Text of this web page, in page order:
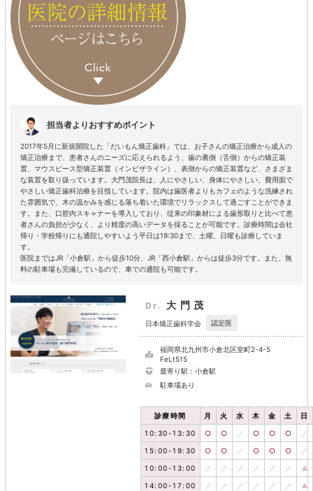
担当者よりおすすめポイント
2017年5月に新規開院した「だいもん矯正歯科」では、お子さんの矯正治療から成人の
矯正治療まで、患者さんのニーズに応えられるよう、歯の裏側（舌側）からの矯正装
置、マウスピース型矯正装置（インビザライン）、表側からの矯正装置など、さまざま
な装置を取り扱っています。大門茂院長は、人にやさしい、身体にやさしい、費用面で
やさしい矯正歯科治療を目指しています。院内は歯医者よりもカフェのような洗練され
た雰囲気で、木の温かみを感じる落ち着いた環境でリラックスして過ごすことができま
す。また、口腔内スキャナーを導入しており、従来の印象材による歯形取りと比べて患
者さんの負担が少なく、より精度の高いデータを採ることが可能です。診療時間は会社
帰り・学校帰りにも通院しやすいよう平日は19:30まで、土曜、日曜も診療していま
す。
医院まではJR「小倉駅」から徒歩10分、JR「西小倉駅」からは徒歩3分です。また、無
料の駐車場も完備しているので、車での通院も可能です。
Dr. 大門茂
日本矯正歯科学会 認定医
福岡県北九州市小倉北区室町2-4-5
FeLt515
最寄り駅：小倉駅
駐車場あり
診療時間 月 火 水 木 金 土 日
10:30-13:30 ○ ○ ／ ○ ○ ○ ／
15:00-19:30 ○ ○ ／ ○ ○ ○ ／
10:00-13:00 ／ ／ ／ ／ ／ ／ ▲
14:00-17:00 ／ ／ ／ ／ ／ ／ ▲